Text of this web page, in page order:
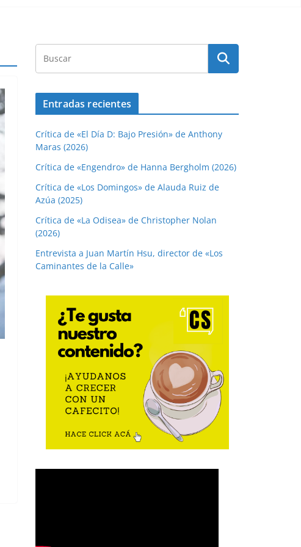
Entradas recientes
Crítica de «El Día D: Bajo Presión» de Anthony
Maras (2026)
Crítica de «Engendro» de Hanna Bergholm (2026)
Crítica de «Los Domingos» de Alauda Ruiz de
Azúa (2025)
Crítica de «La Odisea» de Christopher Nolan
(2026)
Entrevista a Juan Martín Hsu, director de «Los
Caminantes de la Calle»